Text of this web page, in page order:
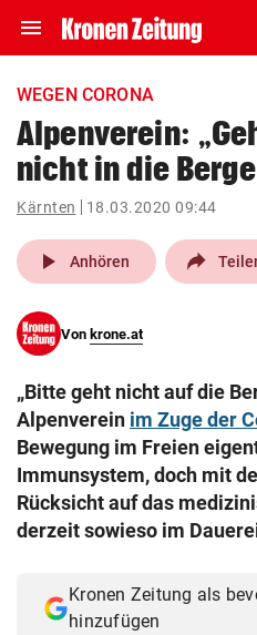
menu Navigation
ein-/ausklappen
account_circle Anmelden
pin_drop
Wien
search
eingeben
Muthgasse 2, 1190 Wien
WEGEN CORONA
Alpenverein:
nicht in die
Kärnten 18.03.2020 09:44
play_arrow Anhören
Von krone.at
„Bitte geht nicht auf die
Alpenverein im Zuge der
Bewegung im Freien
Immunsystem, doch mit
Rücksicht auf das
derzeit sowieso im
Kronen Zeitung als
hinzufügen